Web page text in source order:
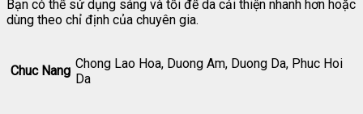
Bạn có thể sử dụng sáng và tối để da cải thiện nhanh hơn hoặc
dùng theo chỉ định của chuyên gia.
Chuc Nang Chong Lao Hoa, Duong Am, Duong Da, Phuc Hoi
Da